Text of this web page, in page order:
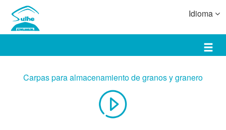
Idioma
Carpas para almacenamiento de granos y granero